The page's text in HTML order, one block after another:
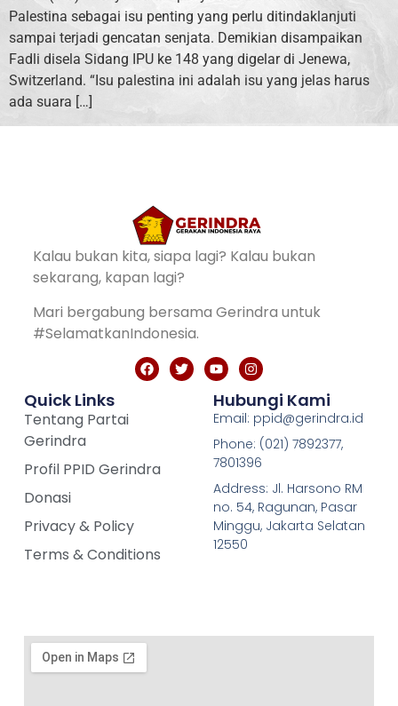
Palestina sebagai isu penting yang perlu ditindaklanjuti
sampai terjadi gencatan senjata. Demikian disampaikan
Fadli disela Sidang IPU ke 148 yang digelar di Jenewa,
Switzerland. “Isu palestina ini adalah isu yang jelas harus
ada suara […]
Kalau bukan kita, siapa lagi? Kalau bukan
sekarang, kapan lagi?
Mari bergabung bersama Gerindra untuk
#SelamatkanIndonesia.
Quick Links
Tentang Partai
Gerindra
Profil PPID Gerindra
Donasi
Privacy & Policy
Terms & Conditions
Hubungi Kami
Email: ppid@gerindra.id
Phone: (021) 7892377,
7801396
Address: Jl. Harsono RM
no. 54, Ragunan, Pasar
Minggu, Jakarta Selatan
12550